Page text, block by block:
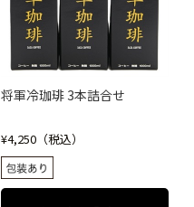
将軍冷珈琲 3本詰合せ
¥4,250（税込）